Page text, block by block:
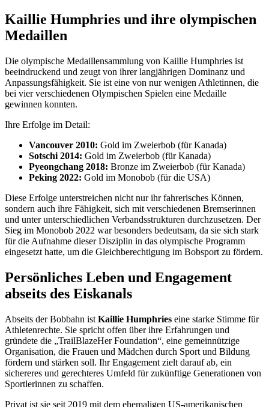
Kaillie Humphries und ihre olympischen
Medaillen
Die olympische Medaillensammlung von Kaillie Humphries ist
beeindruckend und zeugt von ihrer langjährigen Dominanz und
Anpassungsfähigkeit. Sie ist eine von nur wenigen Athletinnen, die
bei vier verschiedenen Olympischen Spielen eine Medaille
gewinnen konnten.
Ihre Erfolge im Detail:
Vancouver 2010: Gold im Zweierbob (für Kanada)
Sotschi 2014: Gold im Zweierbob (für Kanada)
Pyeongchang 2018: Bronze im Zweierbob (für Kanada)
Peking 2022: Gold im Monobob (für die USA)
Diese Erfolge unterstreichen nicht nur ihr fahrerisches Können,
sondern auch ihre Fähigkeit, sich mit verschiedenen Bremserinnen
und unter unterschiedlichen Verbandsstrukturen durchzusetzen. Der
Sieg im Monobob 2022 war besonders bedeutsam, da sie sich stark
für die Aufnahme dieser Disziplin in das olympische Programm
eingesetzt hatte, um die Gleichberechtigung im Bobsport zu fördern.
Persönliches Leben und Engagement
abseits des Eiskanals
Abseits der Bobbahn ist Kaillie Humphries eine starke Stimme für
Athletenrechte. Sie spricht offen über ihre Erfahrungen und
gründete die „TrailBlazeHer Foundation“, eine gemeinnützige
Organisation, die Frauen und Mädchen durch Sport und Bildung
fördern und stärken soll. Ihr Engagement zielt darauf ab, ein
sichereres und gerechteres Umfeld für zukünftige Generationen von
Sportlerinnen zu schaffen.
Privat ist sie seit 2019 mit dem ehemaligen US-amerikanischen